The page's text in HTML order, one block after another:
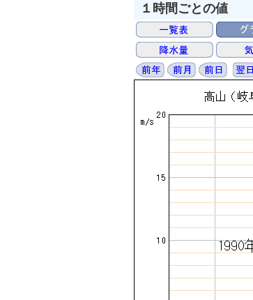
１時間ごとの値